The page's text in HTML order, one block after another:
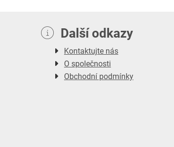
Další odkazy
Kontaktujte nás
O společnosti
Obchodní podmínky